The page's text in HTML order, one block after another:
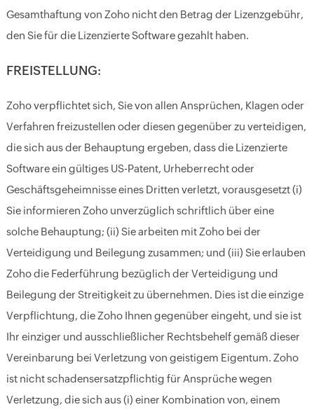
Gesamthaftung von Zoho nicht den Betrag der Lizenzgebühr,
den Sie für die Lizenzierte Software gezahlt haben.
FREISTELLUNG:
Zoho verpflichtet sich, Sie von allen Ansprüchen, Klagen oder
Verfahren freizustellen oder diesen gegenüber zu verteidigen,
die sich aus der Behauptung ergeben, dass die Lizenzierte
Software ein gültiges US-Patent, Urheberrecht oder
Geschäftsgeheimnisse eines Dritten verletzt, vorausgesetzt (i)
Sie informieren Zoho unverzüglich schriftlich über eine
solche Behauptung; (ii) Sie arbeiten mit Zoho bei der
Verteidigung und Beilegung zusammen; und (iii) Sie erlauben
Zoho die Federführung bezüglich der Verteidigung und
Beilegung der Streitigkeit zu übernehmen. Dies ist die einzige
Verpflichtung, die Zoho Ihnen gegenüber eingeht, und sie ist
Ihr einziger und ausschließlicher Rechtsbehelf gemäß dieser
Vereinbarung bei Verletzung von geistigem Eigentum. Zoho
ist nicht schadensersatzpflichtig für Ansprüche wegen
Verletzung, die sich aus (i) einer Kombination von, einem